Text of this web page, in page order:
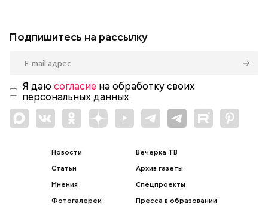
Подпишитесь на рассылку
Я даю согласие на обработку своих
персональных данных.
Новости
Статьи
Мнения
Фотогалереи
Вечерка ТВ
Архив газеты
Спецпроекты
Пресса в образовании